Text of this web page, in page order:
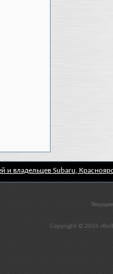
и владельцев Subaru,
Copyright © 2026